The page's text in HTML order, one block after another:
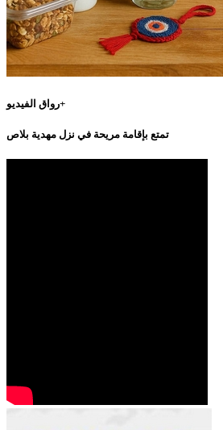
رواق الفيديو+
تمتع بإقامة مريحة في نزل مهدية بلاص